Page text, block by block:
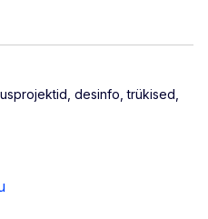
desinfo, trükised,